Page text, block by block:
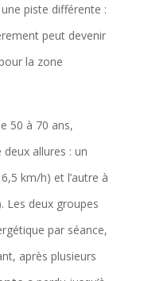
piste différente :
peut devenir
la zone
50 à 70 ans,
allures : un
km/h) et l’autre à
Les deux groupes
par séance,
après plusieurs